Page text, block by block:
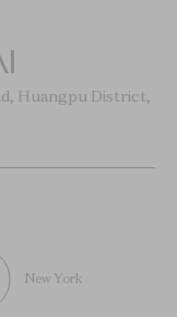
Huangpu District,
New York